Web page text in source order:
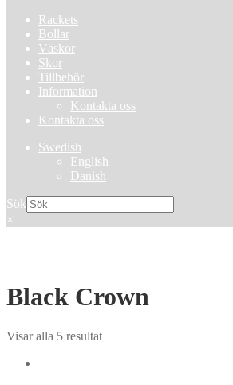
Rackets
Bollar
Väskor
Skor
Tillbehör
Information
Kontakta oss
Kontakta oss
Swedish
English
Danish
Sök
×
Black Crown
Visar alla 5 resultat